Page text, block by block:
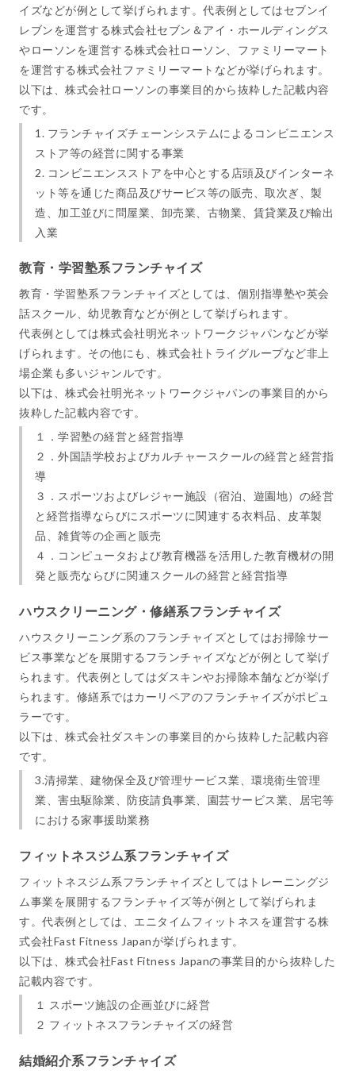
イズなどが例として挙げられます。代表例としてはセブンイ
レブンを運営する株式会社セブン＆アイ・ホールディングス
やローソンを運営する株式会社ローソン、ファミリーマート
を運営する株式会社ファミリーマートなどが挙げられます。
以下は、株式会社ローソンの事業目的から抜粋した記載内容
です。
1. フランチャイズチェーンシステムによるコンビニエンス
ストア等の経営に関する事業
2. コンビニエンスストアを中心とする店頭及びインターネ
ット等を通じた商品及びサービス等の販売、取次ぎ、製
造、加工並びに問屋業、卸売業、古物業、賃貸業及び輸出
入業
教育・学習塾系フランチャイズ
教育・学習塾系フランチャイズとしては、個別指導塾や英会
話スクール、幼児教育などが例として挙げられます。
代表例としては株式会社明光ネットワークジャパンなどが挙
げられます。その他にも、株式会社トライグループなど非上
場企業も多いジャンルです。
以下は、株式会社明光ネットワークジャパンの事業目的から
抜粋した記載内容です。
１．学習塾の経営と経営指導
２．外国語学校およびカルチャースクールの経営と経営指
導
３．スポーツおよびレジャー施設（宿泊、遊園地）の経営
と経営指導ならびにスポーツに関連する衣料品、皮革製
品、雑貨等の企画と販売
４．コンピュータおよび教育機器を活用した教育機材の開
発と販売ならびに関連スクールの経営と経営指導
ハウスクリーニング・修繕系フランチャイズ
ハウスクリーニング系のフランチャイズとしてはお掃除サー
ビス事業などを展開するフランチャイズなどが例として挙げ
られます。代表例としてはダスキンやお掃除本舗などが挙げ
られます。修繕系ではカーリペアのフランチャイズがポピュ
ラーです。
以下は、株式会社ダスキンの事業目的から抜粋した記載内容
です。
3.清掃業、建物保全及び管理サービス業、環境衛生管理
業、害虫駆除業、防疫請負事業、園芸サービス業、居宅等
における家事援助業務
フィットネスジム系フランチャイズ
フィットネスジム系フランチャイズとしてはトレーニングジ
ム事業を展開するフランチャイズ等が例として挙げられま
す。代表例としては、エニタイムフィットネスを運営する株
式会社Fast Fitness Japanが挙げられます。
以下は、株式会社Fast Fitness Japanの事業目的から抜粋した
記載内容です。
１ スポーツ施設の企画並びに経営
２ フィットネスフランチャイズの経営
結婚紹介系フランチャイズ